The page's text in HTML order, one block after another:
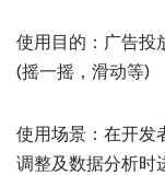
使用目的：广告投
(摇一摇，滑动等)
使用场景：在开发
调整及数据分析时